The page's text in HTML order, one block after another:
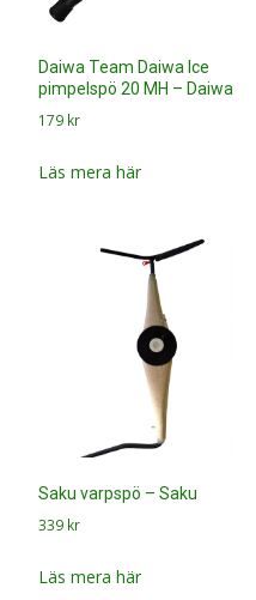
Daiwa Team Daiwa Ice
pimpelspö 20 MH – Daiwa
179 kr
Läs mera här
Saku varpspö – Saku
339 kr
Läs mera här